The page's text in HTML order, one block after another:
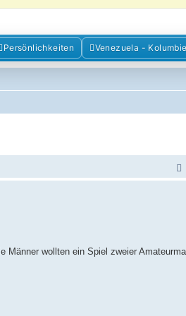
und Gemeinschaft im Kolumbienforum
Persönlichkeiten Venezuela -
wollten ein Spiel zweier